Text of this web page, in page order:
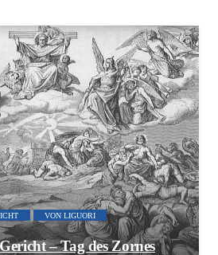
VON LIGUORI
– Tag des Zornes